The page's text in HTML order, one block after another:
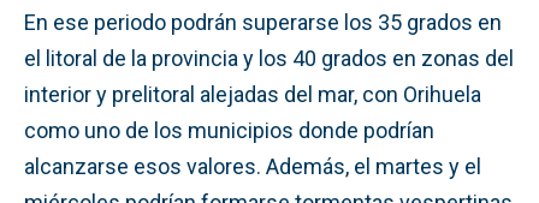
En ese periodo podrán superarse los 35 grados en
el litoral de la provincia y los 40 grados en zonas del
interior y prelitoral alejadas del mar, con Orihuela
como uno de los municipios donde podrían
alcanzarse esos valores. Además, el martes y el